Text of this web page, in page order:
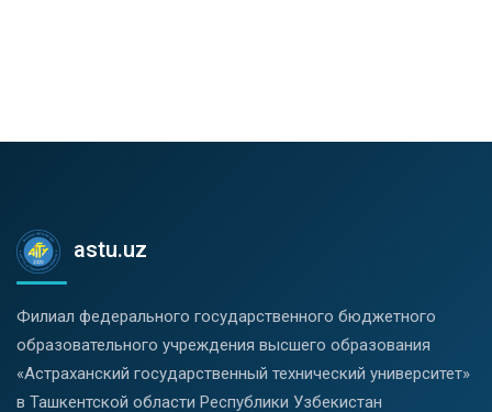
astu.uz
Филиал федерального государственного бюджетного
образовательного учреждения высшего образования
«Астраханский государственный технический университет»
в Ташкентской области Республики Узбекистан